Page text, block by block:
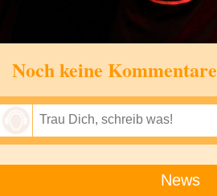
Noch keine Kommentare
News